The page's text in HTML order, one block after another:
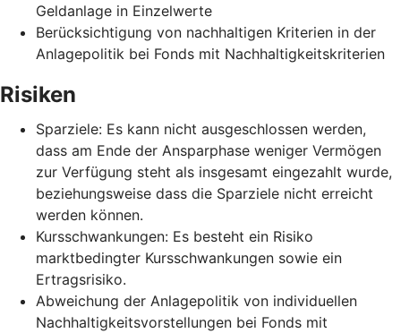
Geldanlage in Einzelwerte
Berücksichtigung von nachhaltigen Kriterien in der
Anlagepolitik bei Fonds mit Nachhaltigkeitskriterien
Risiken
Sparziele: Es kann nicht ausgeschlossen werden,
dass am Ende der Ansparphase weniger Vermögen
zur Verfügung steht als insgesamt eingezahlt wurde,
beziehungsweise dass die Sparziele nicht erreicht
werden können.
Kursschwankungen: Es besteht ein Risiko
marktbedingter Kursschwankungen sowie ein
Ertragsrisiko.
Abweichung der Anlagepolitik von individuellen
Nachhaltigkeitsvorstellungen bei Fonds mit